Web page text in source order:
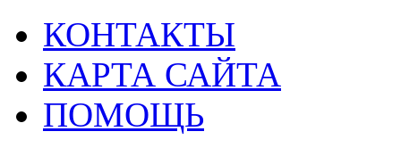
КОНТАКТЫ
КАРТА САЙТА
ПОМОЩЬ